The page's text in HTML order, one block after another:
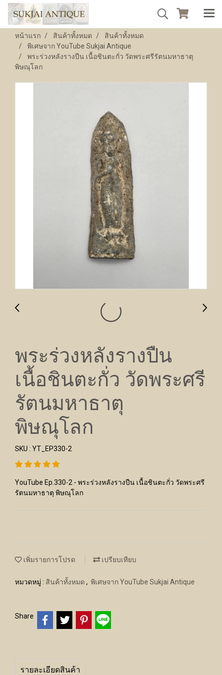
หน้าแรก สินค้าทั้งหมด
สินค้าทั้งหมด
พิเศษจาก YouTube Sukjai Antique
พระร่วงหลังรางปืน เนื้อชินตะกั่ว วัดพระศรีรัตนมหาธาตุ
พิษณุโลก
พระร่วงหลังรางปืน
เนื้อชินตะกั่ว วัดพระศรี
รัตนมหาธาตุ
พิษณุโลก
SKU : YT_EP330-2
YouTube Ep.330-2 - พระร่วงหลังรางปืน เนื้อชินตะกั่ว วัดพระศรี
รัตนมหาธาตุ พิษณุโลก
เพิ่มรายการโปรด เปรียบเทียบ
หมวดหมู่ : สินค้าทั้งหมด , พิเศษจาก YouTube Sukjai Antique
Share
รายละเอียดสินค้า